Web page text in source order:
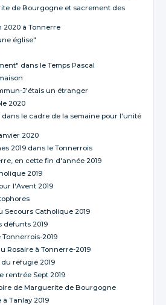
de Bourgogne et sacrement des
2020 à Tonnerre
église"
dans le Temps Pascal
J'étais un étranger
2020
le cadre de la semaine pour l'unité
2020
2019 dans le Tonnerrois
en cette fin d'année 2019
2019
l'Avent 2019
Catholique 2019
défunts 2019
2019
Rosaire à Tonnerre-2019
réfugié 2019
rentrée Sept 2019
de Marguerite de Bourgogne
Tanlay 2019